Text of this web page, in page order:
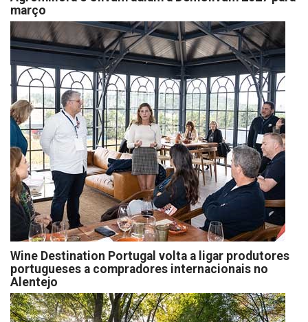
março
Wine Destination Portugal volta a ligar produtores
portugueses a compradores internacionais no
Alentejo